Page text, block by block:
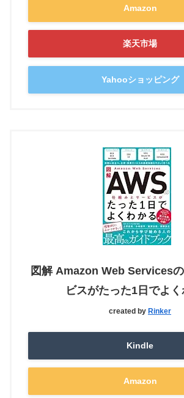
Amazon
楽天市場
Yahooショッピング
図解 Amazon Web Services
ビスがたった1日でよ
created by Rinker
Kindle
Amazon